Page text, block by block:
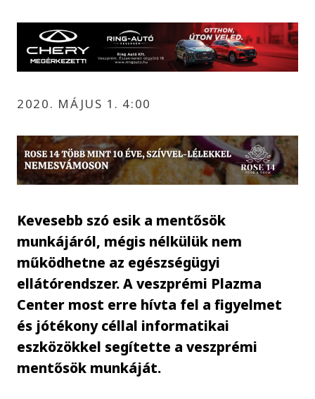
2020. MÁJUS 1. 4:00
Kevesebb szó esik a mentősök
munkájáról, mégis nélkülük nem
működhetne az egészségügyi
ellátórendszer. A veszprémi Plazma
Center most erre hívta fel a figyelmet
és jótékony céllal informatikai
eszközökkel segítette a veszprémi
mentősök munkáját.